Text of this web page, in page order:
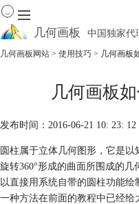
几何画板 中国独家代
资源中心
软件商城
几何画板网站 > 使用技巧 > 几何画板
几何画板
发布时间：2016-06-21 10: 23: 12
圆柱属于立体几何图形，它是
旋转360°形成的曲面所围成的几
以直接用系统自带的圆柱功能
一种方法在前面的教程中已经